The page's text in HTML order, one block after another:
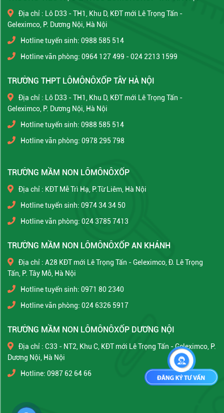
Địa chỉ : Lô D33 - TH1, Khu D, KĐT mới Lê Trọng Tấn -
Geleximco, P. Dương Nội, Hà Nội
Hotline tuyển sinh: 0988 585 514
Hotline văn phòng: 0964 127 499 - 024 2213 1599
TRƯỜNG THPT LÔMÔNÔXỐP TÂY HÀ NỘI
Địa chỉ : Lô D33 - TH1, Khu D, KĐT mới Lê Trọng Tấn -
Geleximco, P. Dương Nội, Hà Nội
Hotline tuyển sinh: 0988 585 514
Hotline văn phòng: 0978 295 798
TRƯỜNG MẦM NON LÔMÔNÔXỐP
Địa chỉ : KĐT Mễ Trì Hạ, P.Từ Liêm, Hà Nội
Hotline tuyển sinh: 0974 34 34 50
Hotline văn phòng: 024 3785 7413
TRƯỜNG MẦM NON LÔMÔNÔXỐP AN KHÁNH
Địa chỉ : A28 KĐT mới Lê Trọng Tấn - Geleximco, Đ. Lê Trọng
Tấn, P. Tây Mỗ, Hà Nội
Hotline tuyển sinh: 0971 80 2340
Hotline văn phòng: 024 6326 5917
TRƯỜNG MẦM NON LÔMÔNÔXỐP DƯƠNG NỘI
Địa chỉ : C33 - NT2, Khu C, KĐT mới Lê Trọng Tấn - Geleximco, P.
Dương Nội, Hà Nội
Hotline: 0987 62 64 66